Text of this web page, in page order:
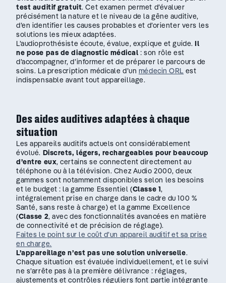
test auditif gratuit. Cet examen permet d’évaluer
précisément la nature et le niveau de la gêne auditive,
d’en identifier les causes probables et d’orienter vers les
solutions les mieux adaptées.
L’audioprothésiste écoute, évalue, explique et guide. Il
ne pose pas de diagnostic médical : son rôle est
d’accompagner, d’informer et de préparer le parcours de
soins. La prescription médicale d’un médecin ORL est
indispensable avant tout appareillage.
Des aides auditives adaptées à chaque
situation
Les appareils auditifs actuels ont considérablement
évolué. Discrets, légers, rechargeables pour beaucoup
d’entre eux, certains se connectent directement au
téléphone ou à la télévision. Chez Audio 2000, deux
gammes sont notamment disponibles selon les besoins
et le budget : la gamme Essentiel (Classe 1,
intégralement prise en charge dans le cadre du 100 %
Santé, sans reste à charge) et la gamme Excellence
(Classe 2, avec des fonctionnalités avancées en matière
de connectivité et de précision de réglage).
Faites le point sur le coût d’un appareil auditif et sa prise
en charge.
L’appareillage n’est pas une solution universelle.
Chaque situation est évaluée individuellement, et le suivi
ne s’arrête pas à la première délivrance : réglages,
ajustements et contrôles réguliers font partie intégrante